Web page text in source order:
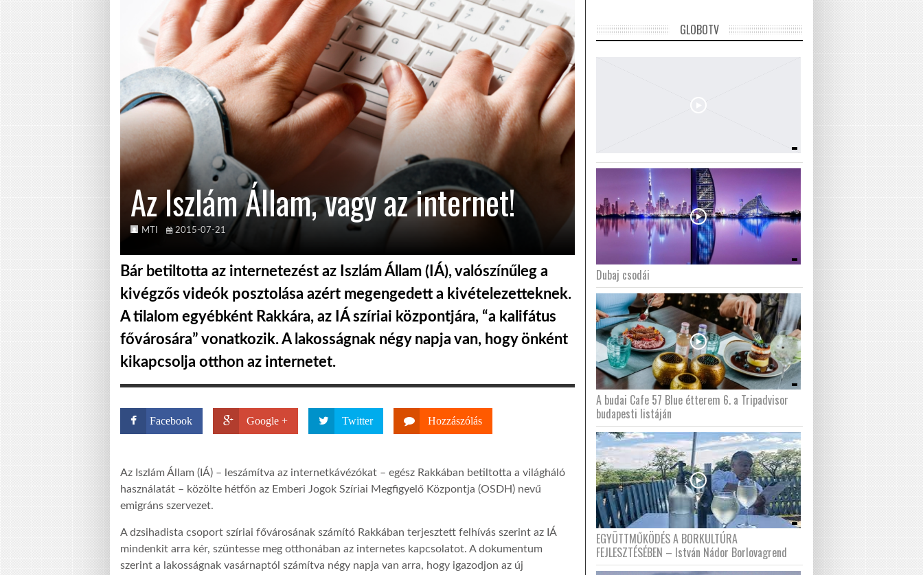
Az Iszlám Állam, vagy az internet!
MTI 2015-07-21
Bár betiltotta az internetezést az Iszlám Állam (IÁ), valószínűleg a
kivégzős videók posztolása azért megengedett a kivételezetteknek.
A tilalom egyébként Rakkára, az IÁ szíriai központjára, “a kalifátus
fővárosára” vonatkozik. A lakosságnak négy napja van, hogy önként
kikapcsolja otthon az internetet.
Facebook Google + Twitter Hozzászólás
Az Iszlám Állam (IÁ) – leszámítva az internetkávézókat – egész Rakkában betiltotta a világháló
használatát – közölte hétfőn az Emberi Jogok Szíriai Megfigyelő Központja (OSDH) nevű
emigráns szervezet.
A dzsihadista csoport szíriai fővárosának számító Rakkában terjesztett felhívás szerint az IÁ
mindenkit arra kér, szüntesse meg otthonában az internetes kapcsolatot. A dokumentum
szerint a lakosságnak vasárnaptól számítva négy napja van arra, hogy igazodjon az új
GLOBOTV
Dubaj csodái
A budai Cafe 57 Blue étterem 6. a Tripadvisor
budapesti listáján
EGYÜTTMŰKÖDÉS A BORKULTÚRA
FEJLESZTÉSÉBEN – István Nádor Borlovagrend